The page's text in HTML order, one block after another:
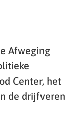
Afweging
Center, het
de drijfveren